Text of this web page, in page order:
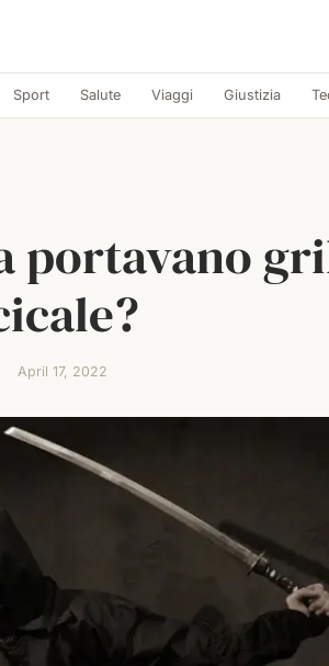
Sport Salute Viaggi Giustizia
portavano
April 17, 2022